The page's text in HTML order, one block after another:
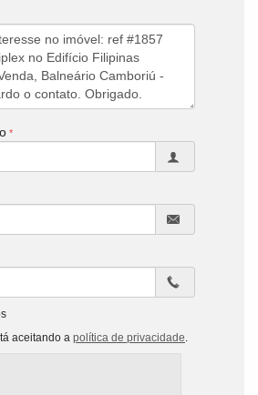
aceitando a política de privacidade.